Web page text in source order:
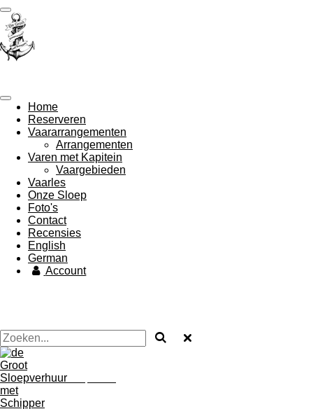
Ga
direct
naar
de
hoofdinhoud
Home
Reserveren
Vaararrangementen
Arrangementen
Varen met Kapitein
Vaargebieden
Vaarles
Onze Sloep
Foto's
Contact
Recensies
English
German
Account
de Groot Sloepverhuur